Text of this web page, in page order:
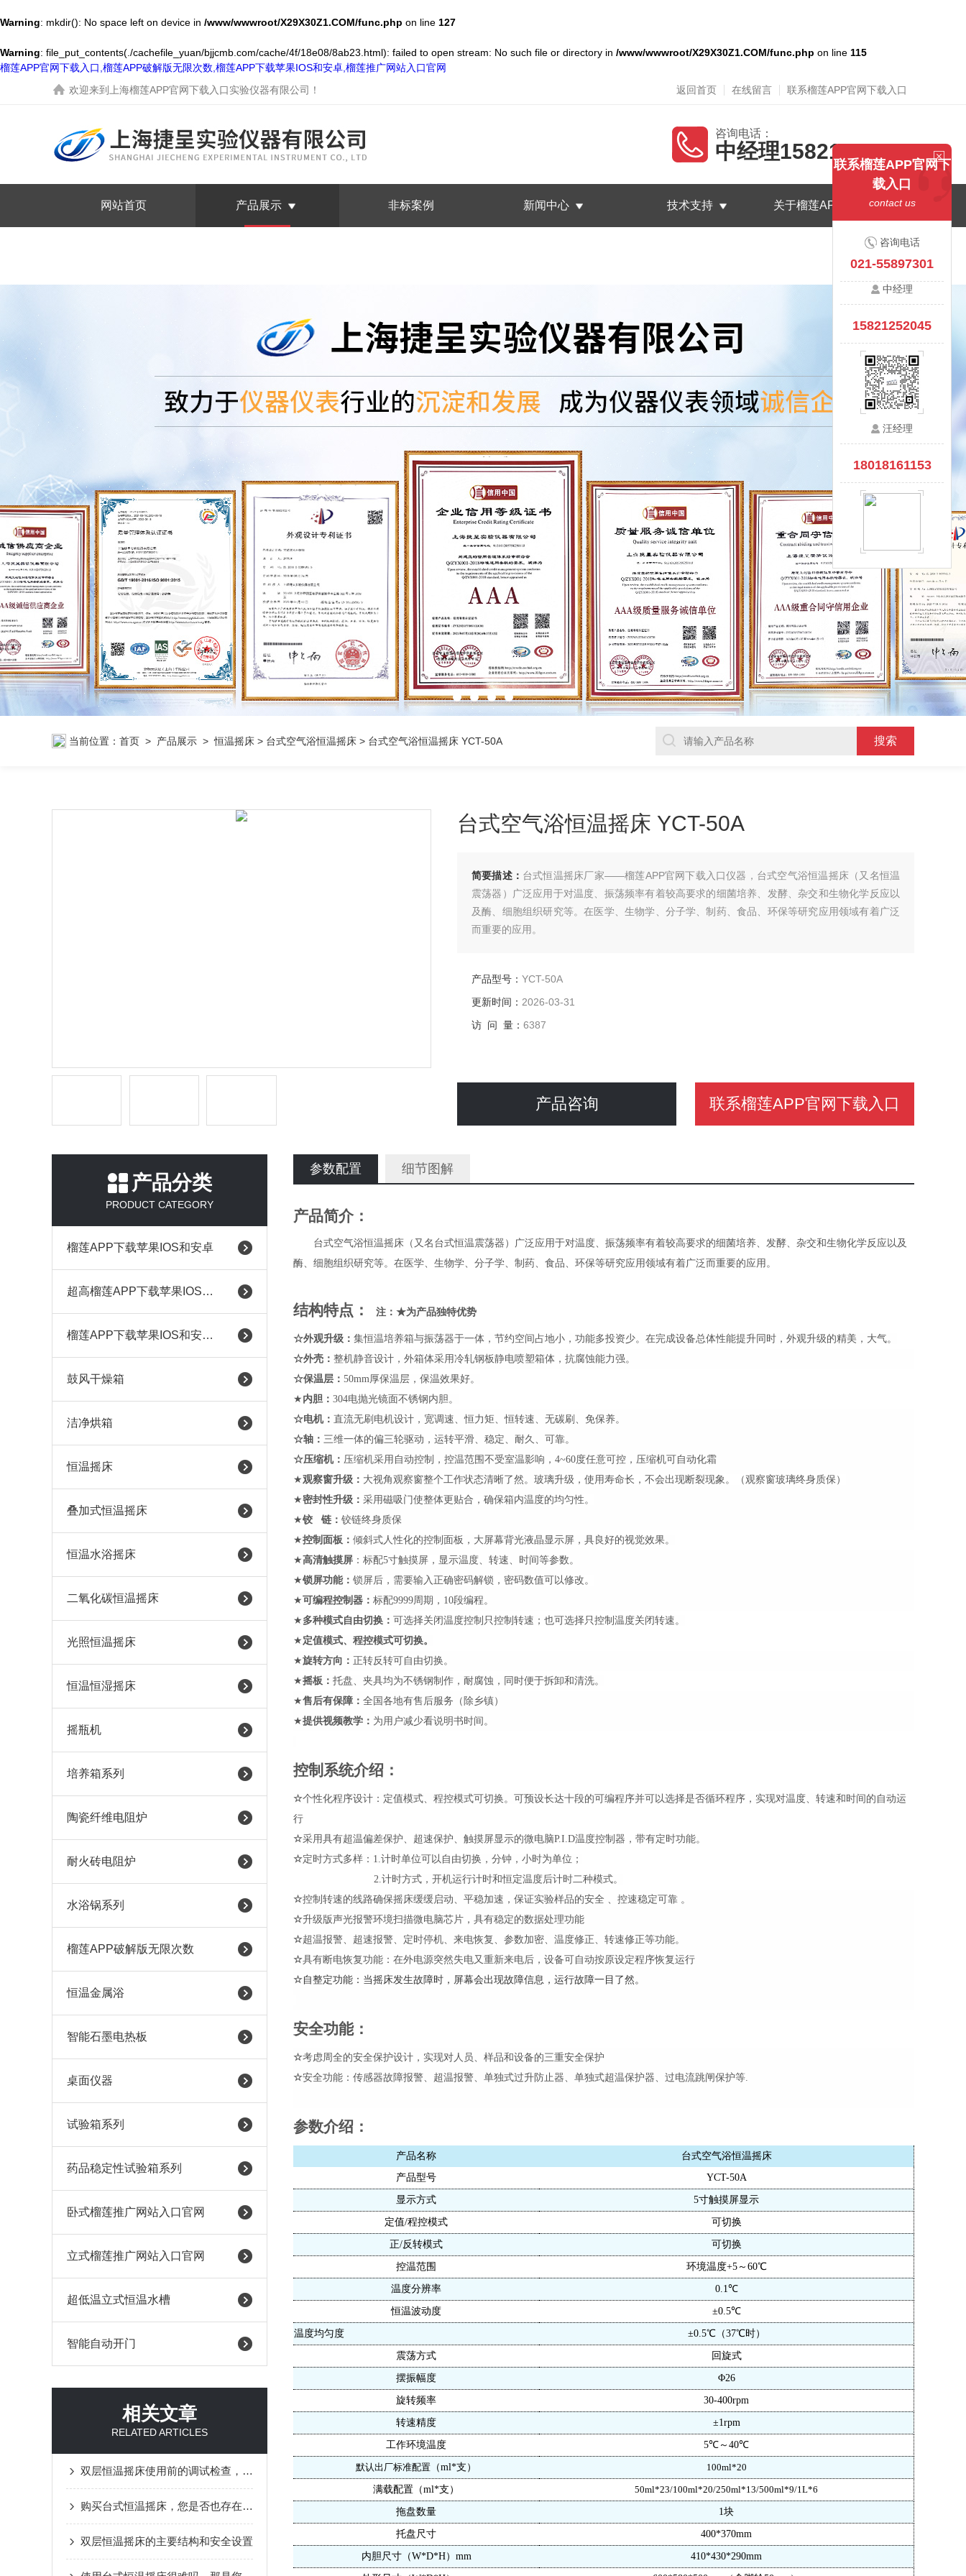
Warning: mkdir(): No space left on device in /www/wwwroot/X29X30Z1.COM/func.php on line 127
Warning: file_put_contents(./cachefile_yuan/bjjcmb.com/cache/4f/18e08/8ab23.html): failed to open stream: No such file or directory in /www/wwwroot/X29X30Z1.COM/func.php on line 115
榴莲APP官网下载入口,榴莲APP破解版无限次数,榴莲APP下载苹果IOS和安卓,榴莲推广网站入口官网
欢迎来到
上海榴莲APP官网下载入口实验仪器有限公司 ！ 返回首页 在线留言 联系榴莲APP官网下载入口
咨询电话：
中经理15821252045
网站首页 产品展示 非标案例 新闻中心 技术支持 关于榴莲APP官网下载入口
当前位置： 首页 > 产品展示 >恒温摇床 > 台式空气浴恒温摇床 > 台式空气浴恒温摇床 YCT-50A
台式空气浴恒温摇床 YCT-50A
简要描述： 台式恒温摇床厂家——榴莲APP官网下载入口仪器，台式空气浴恒温摇床（又名恒温
震荡器）广泛应用于对温度、振荡频率有着较高要求的细菌培养、发酵、杂交和生物化学反应以
及酶、细胞组织研究等。在医学、生物学、分子学、制药、食品、环保等研究应用领域有着广泛
而重要的应用。
产品型号： YCT-50A
更新时间： 2026-03-31
访 问 量： 6387
产品咨询 联系榴莲APP官网下载入口
产品分类
PRODUCT CATEGORY
榴莲APP下载苹果IOS和安卓
超高榴莲APP下载苹果IOS和安卓
榴莲APP下载苹果IOS和安卓（耐腐蚀）
鼓风干燥箱
洁净烘箱
恒温摇床
叠加式恒温摇床
恒温水浴摇床
二氧化碳恒温摇床
光照恒温摇床
恒温恒湿摇床
摇瓶机
培养箱系列
陶瓷纤维电阻炉
耐火砖电阻炉
水浴锅系列
榴莲APP破解版无限次数
恒温金属浴
智能石墨电热板
桌面仪器
试验箱系列
药品稳定性试验箱系列
卧式榴莲推广网站入口官网
立式榴莲推广网站入口官网
超低温立式恒温水槽
智能自动开门
相关文章
RELATED ARTICLES
双层恒温摇床使用前的调试检查，你了解多少？
购买台式恒温摇床，您是否也存在疑惑？
双层恒温摇床的主要结构和安全设置
参数配置 细节图解
产品简介：
台式空气浴恒温摇床（又名 台式恒温震荡器）广泛应用于对温度、振荡频率有着较高要求的细菌培养、发酵、杂交和生物化学反应以及
酶、细胞组织研究等。在医学、生物学、分子学、制药、食品、环保等研究应用领域有着广泛而重要的应用。
结构特点 ： 注： ★为产品独特优势
☆外观升级 ： 集恒温培养箱与振荡器于一体，节约空间占地小，功能多投资少。 在完成设备总体性能提升同时，外观升级的精美，大气。
☆外壳： 整机静音设计， 外箱体采用冷轧钢板静电喷塑箱体， 抗腐蚀能力强。
☆保温层： 50mm厚保温层，保温效果好。
★ 内胆： 304电抛光镜面不锈钢内胆。
☆电机： 直流无刷 电机设计，宽调速、恒力矩、恒转速、无碳刷、免保养。
☆轴： 三维一体的偏三轮驱动，运转平滑、稳定、耐久、可靠。
☆压缩机： 压缩机采用自动控制，控温范围不受室温影响，4~60度任意可控，压缩机可自动化霜
★观察窗升级： 大视角观察窗整个工作状态清晰了然。 玻璃升级，使用寿命长，不会出现断裂现象。（观察窗玻璃终身质保）
★密封性升级： 采用磁吸门使整体更贴合，确保箱内温度的均匀性。
★铰 链： 铰链终身质保
★控制面板： 倾斜式人性化的控制面板，大屏幕背光液晶显示屏，具良好的视觉效果。
★ 高清触摸屏 ：标配5寸触摸屏， 显示温度、转速、时间等参数。
★锁屏功能： 锁屏后，需要输入正确密码解锁，密码数值可以修改。
★可编程控制器： 标配9999周期，10段编程。
★ 多种模式自由切换 ： 可选择关闭温度控制只控制转速；也可选择只控制温度关闭转速。
★ 定值模式、程控模式可切换。
★旋转方向 ： 正转反转可 自由切换。
★摇板： 托盘、夹具均为不锈钢制作，耐腐蚀，同时便于拆卸和清洗。
★售后有保障 ： 全国各地有售后服务（除乡镇）
★提供视频教学 ： 为用户减少看说明书时间。
控制系统介绍 ：
☆个性化程序设计 ： 定值模式、程控模式可切换。 可预设长达十段的可编程序并可以选择是否循环程序 ，实现对温度、转速和时间的 自动运
行
☆采用具有超温偏差保护、超速保护、 触摸屏显示的微电脑P.I.D温度控制器，带有定时功能。
☆定时方式多样：1.计时单位可以自由切换，分钟，小时为单位；
2.计时方式，开机运行计时和恒定温度后计时二种模式。
☆控制转速的线路确保摇床缓缓启动、平稳加速，保证实验样品的安全 、控速稳定可靠 。
☆升级版声光报警环境扫描微电脑芯片，具有稳定的数据处理功能
☆超温报警、超速报警、定时停机、来电恢复、参数加密、温度修正、转速修正等功能。
☆具有断电恢复功能 ： 在外电源突然失电又重新来电后，设备可自动按原设定程序恢复运行
☆自整定功能：当摇床发生故障时，屏幕会出现故障信息，运行故障一目了然。
安全功能：
☆考虑周全的安全保护设计，实现对人员、样品和设备的三重安全保护
☆安全功能：传感器故障报警、超温报警、单独式过升防止器、单独式超温保护器、过电流跳闸保护等.
参数介绍 ：
产品名称 台式空气浴恒温摇床
产品型号
YCT-50A
显示方式 5寸触摸屏显示
定值/程控模式 可切换
正/反转模式 可切换
控温范围 环境温度+5～ 60℃
温度分辨率 0.1℃
恒温波动度 ±0.5℃
温度均匀度 ±0.5℃（37℃时）
震荡方式 回旋式
摆振幅度 Φ26
旋转频率 30-400rpm
转速精度 ±1rpm
工作环境温度 5℃～40℃
默认出厂标准配置 （ml*支） 100ml*20
满载配置（ml*支） 50ml*23/100ml*20/250ml*13/500ml*9/1L*6
拖盘数量 1块
托盘尺寸 400*370mm
内胆尺寸（W*D*H）mm 410*430*290mm
联系榴莲APP官网下
载入口
contact us
咨询电话
021-55897301
中经理
15821252045
汪经理
18018161153